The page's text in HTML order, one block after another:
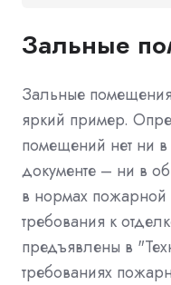
Зальные
Зальные
яркий пример.
помещений нет ни
документе – ни в
в нормах пожарной
требования к
предъявлены в
требованиях